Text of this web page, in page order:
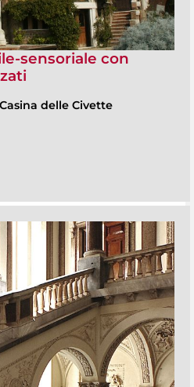
sensoriale con
Casina delle Civette